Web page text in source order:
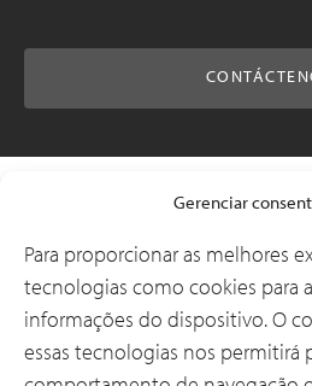
Gerenciar
Para proporcionar as melhores
tecnologias como cookies para
informações do dispositivo. O
essas tecnologias nos permitirá
Por que a